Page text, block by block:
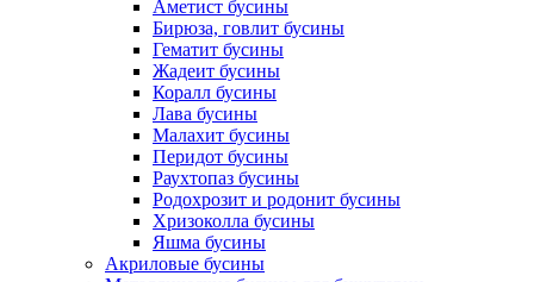
Аметист бусины
Бирюза, говлит бусины
Гематит бусины
Жадеит бусины
Коралл бусины
Лава бусины
Малахит бусины
Перидот бусины
Раухтопаз бусины
Родохрозит и родонит бусины
Хризоколла бусины
Яшма бусины
Акриловые бусины